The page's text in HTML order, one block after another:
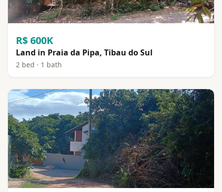
R$ 600K
Land in Praia da Pipa, Tibau do Sul
2 bed · 1 bath